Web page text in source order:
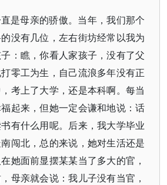
是母亲的骄傲。当年，我们那个
没有几位，左右街坊经常以我为
：瞧，你看人家孩子，没有了父
零工为生，自己流浪多年没有正
考上了大学，还是本科啊。每当
起来，但她一定会谦和地说：话
有什么用呢。后来，我大学毕业
闯北，总的来说，她对生活还是
她面前显摆某某当了多大的官，
母亲就会说：我儿子没有当官，